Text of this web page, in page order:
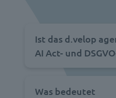
Ist das d.velop
AI Act- und
Was bedeutet